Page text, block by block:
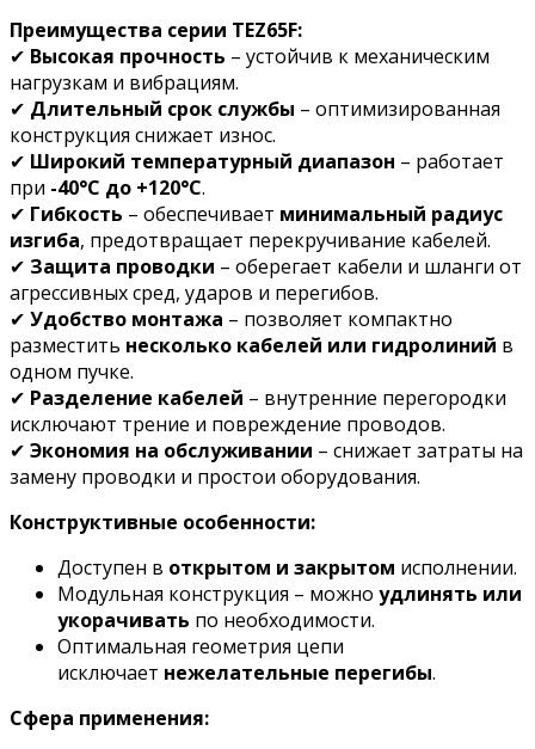
Преимущества серии TEZ65F:
✔ Высокая прочность – устойчив к механическим
нагрузкам и вибрациям.
✔ Длительный срок службы – оптимизированная
конструкция снижает износ.
✔ Широкий температурный диапазон – работает
при -40°C до +120°C.
✔ Гибкость – обеспечивает минимальный радиус
изгиба, предотвращает перекручивание кабелей.
✔ Защита проводки – оберегает кабели и шланги от
агрессивных сред, ударов и перегибов.
✔ Удобство монтажа – позволяет компактно
разместить несколько кабелей или гидролиний в
одном пучке.
✔ Разделение кабелей – внутренние перегородки
исключают трение и повреждение проводов.
✔ Экономия на обслуживании – снижает затраты на
замену проводки и простои оборудования.
Конструктивные особенности:
Доступен в открытом и закрытом исполнении.
Модульная конструкция – можно удлинять или
укорачивать по необходимости.
Оптимальная геометрия цепи
исключает нежелательные перегибы.
Сфера применения: